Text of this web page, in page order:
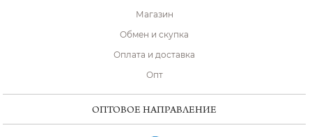
Магазин
Обмен и скупка
Оплата и доставка
Опт
ОПТОВОЕ НАПРАВЛЕНИЕ